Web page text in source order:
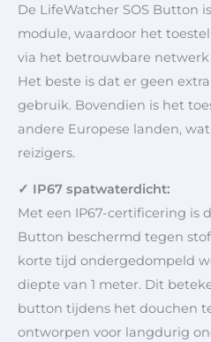
De LifeWatcher SOS Button
module, waardoor het
via het betrouwbare netwerk
Het beste is dat er geen
gebruik. Bovendien is het
andere Europese landen,
reizigers.
✓ IP67 spatwaterdicht:
Met een IP67-certificering is
Button beschermd tegen
korte tijd ondergedompeld
diepte van 1 meter. Dit
button tijdens het douchen
ontworpen voor langdurig